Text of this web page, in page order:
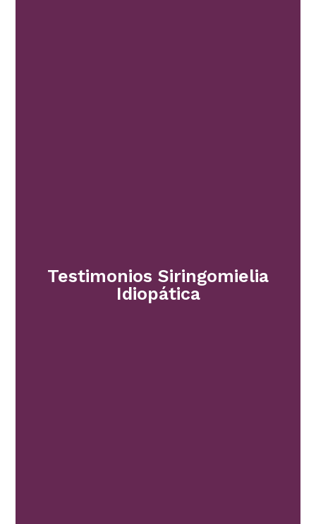
Testimonios Siringomielia
Idiopática